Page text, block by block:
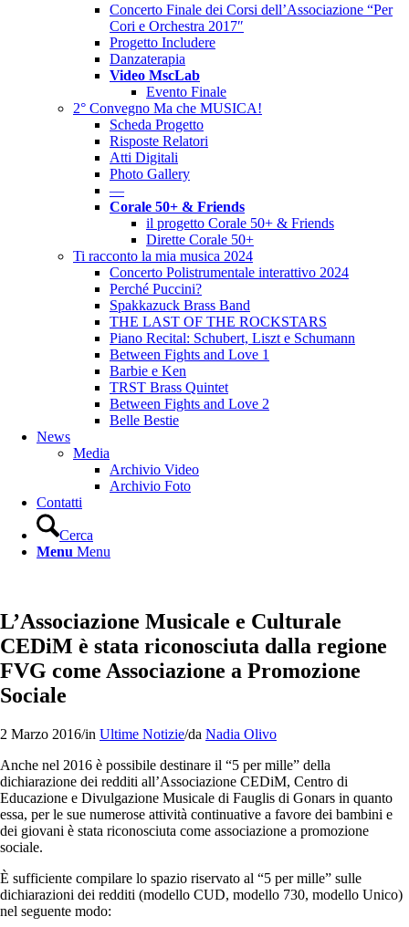
Concerto Finale dei Corsi dell’Associazione “Per
Cori e Orchestra 2017″
Progetto Includere
Danzaterapia
Video MscLab
Evento Finale
2° Convegno Ma che MUSICA!
Scheda Progetto
Risposte Relatori
Atti Digitali
Photo Gallery
––
Corale 50+ & Friends
il progetto Corale 50+ & Friends
Dirette Corale 50+
Ti racconto la mia musica 2024
Concerto Polistrumentale interattivo 2024
Perché Puccini?
Spakkazuck Brass Band
THE LAST OF THE ROCKSTARS
Piano Recital: Schubert, Liszt e Schumann
Between Fights and Love 1
Barbie e Ken
TRST Brass Quintet
Between Fights and Love 2
Belle Bestie
News
Media
Archivio Video
Archivio Foto
Contatti
Cerca
Menu Menu
L’Associazione Musicale e Culturale
CEDiM è stata riconosciuta dalla regione
FVG come Associazione a Promozione
Sociale
2 Marzo 2016/in Ultime Notizie/da Nadia Olivo
Anche nel 2016 è possibile destinare il “5 per mille” della
dichiarazione dei redditi all’Associazione CEDiM, Centro di
Educazione e Divulgazione Musicale di Fauglis di Gonars in quanto
essa, per le sue numerose attività continuative a favore dei bambini e
dei giovani è stata riconosciuta come associazione a promozione
sociale.
È sufficiente compilare lo spazio riservato al “5 per mille” sulle
dichiarazioni dei redditi (modello CUD, modello 730, modello Unico)
nel seguente modo: